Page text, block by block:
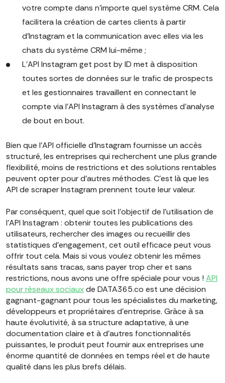
votre compte dans n'importe quel système CRM. Cela
facilitera la création de cartes clients à partir
d'Instagram et la communication avec elles via les
chats du système CRM lui-même ;
L'API Instagram get post by ID met à disposition
toutes sortes de données sur le trafic de prospects
et les gestionnaires travaillent en connectant le
compte via l'API Instagram à des systèmes d'analyse
de bout en bout.
Bien que l'API officielle d'Instagram fournisse un accès
structuré, les entreprises qui recherchent une plus grande
flexibilité, moins de restrictions et des solutions rentables
peuvent opter pour d'autres méthodes. C'est là que les
API de scraper Instagram prennent toute leur valeur.
Par conséquent, quel que soit l'objectif de l'utilisation de
l'API Instagram : obtenir toutes les publications des
utilisateurs, rechercher des images ou recueillir des
statistiques d'engagement, cet outil efficace peut vous
offrir tout cela. Mais si vous voulez obtenir les mêmes
résultats sans tracas, sans payer trop cher et sans
restrictions, nous avons une offre spéciale pour vous ! API
pour réseaux sociauxde DATA365.co est une décision
gagnant-gagnant pour tous les spécialistes du marketing,
développeurs et propriétaires d'entreprise. Grâce à sa
haute évolutivité, à sa structure adaptative, à une
documentation claire et à d'autres fonctionnalités
puissantes, le produit peut fournir aux entreprises une
énorme quantité de données en temps réel et de haute
qualité dans les plus brefs délais.